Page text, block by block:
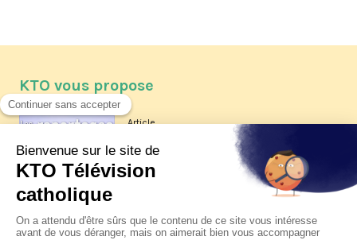
KTO vous propose
Article
Les reportages d'été 2026 de KTO
La visite pastorale du pape Léon
XIV à Assise à suivre sur KTO le
jeudi 6 août